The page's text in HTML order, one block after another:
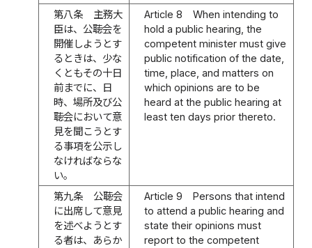
第八条
主務大
臣は、公聴会を
開催しようとす
るときは、少な
くともその十日
前までに、日
時、場所及び公
聴会において意
見を聞こうとす
る事項を公示し
なければならな
い。
Article 8
When intending to
hold a public hearing, the
competent minister must give
public notification of the date,
time, place, and matters on
which opinions are to be
heard at the public hearing at
least ten days prior thereto.
第九条
公聴会
に出席して意見
を述べようとす
る者は、あらか
Article 9
Persons that intend
to attend a public hearing and
state their opinions must
report to the competent